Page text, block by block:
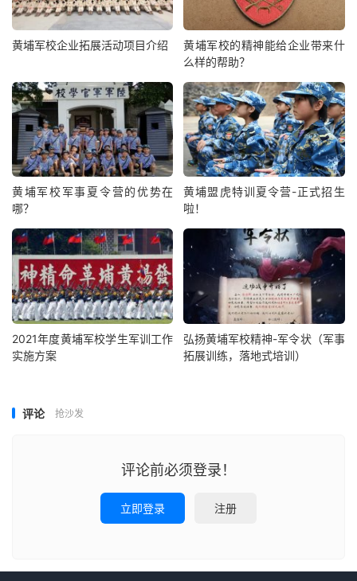
黄埔军校企业拓展活动项目介绍
黄埔军校的精神能给企业带来什
么样的帮助？
黄埔军校军事夏令营的优势在
哪？
黄埔盟虎特训夏令营-正式招生
啦！
2021年度黄埔军校学生军训工作
实施方案
弘扬黄埔军校精神-军令状（军事
拓展训练，落地式培训）
评论 抢沙发
评论前必须登录！
立即登录 注册